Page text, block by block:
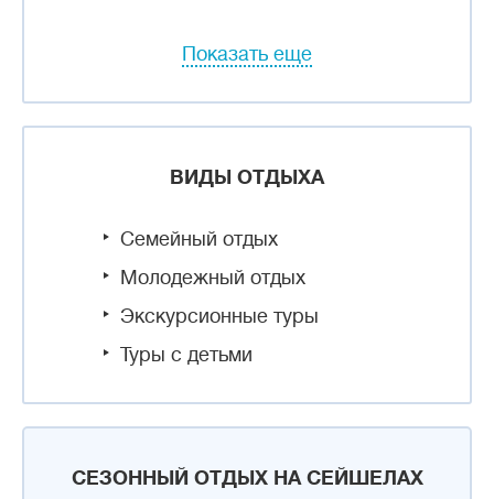
Показать еще
ВИДЫ ОТДЫХА
Семейный отдых
Молодежный отдых
Экскурсионные туры
Туры с детьми
СЕЗОННЫЙ ОТДЫХ НА СЕЙШЕЛАХ